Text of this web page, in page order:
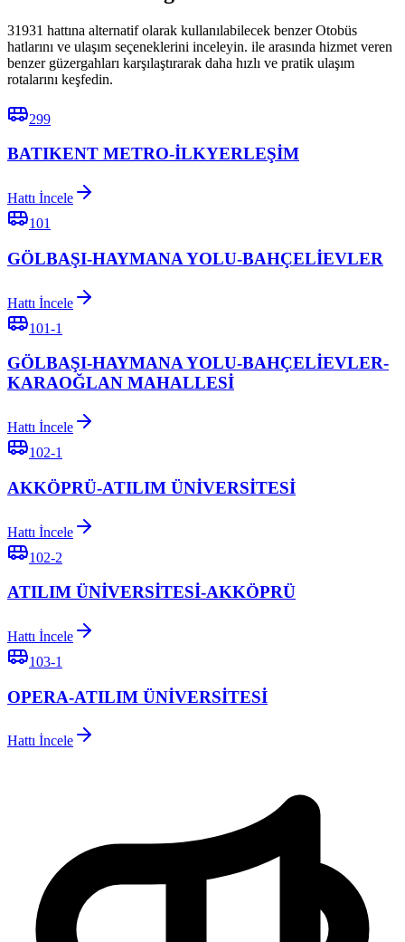
31931 hattına alternatif olarak kullanılabilecek benzer Otobüs
hatlarını ve ulaşım seçeneklerini inceleyin. ile arasında hizmet veren
benzer güzergahları karşılaştırarak daha hızlı ve pratik ulaşım
rotalarını keşfedin.
299
BATIKENT METRO-İLKYERLEŞİM
Hattı İncele
101
GÖLBAŞI-HAYMANA YOLU-BAHÇELİEVLER
Hattı İncele
101-1
GÖLBAŞI-HAYMANA YOLU-BAHÇELİEVLER-
KARAOĞLAN MAHALLESİ
Hattı İncele
102-1
AKKÖPRÜ-ATILIM ÜNİVERSİTESİ
Hattı İncele
102-2
ATILIM ÜNİVERSİTESİ-AKKÖPRÜ
Hattı İncele
103-1
OPERA-ATILIM ÜNİVERSİTESİ
Hattı İncele